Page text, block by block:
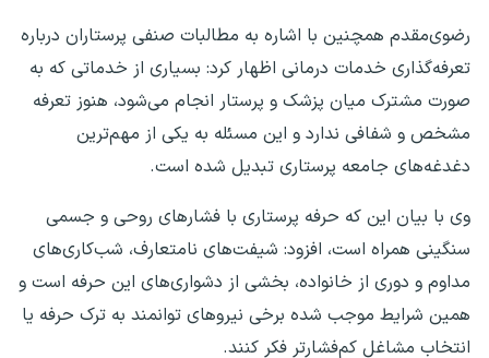
رضوی‌مقدم همچنین با اشاره به مطالبات صنفی پرستاران درباره
تعرفه‌گذاری خدمات درمانی اظهار کرد: بسیاری از خدماتی که به
صورت مشترک میان پزشک و پرستار انجام می‌شود، هنوز تعرفه
مشخص و شفافی ندارد و این مسئله به یکی از مهم‌ترین
دغدغه‌های جامعه پرستاری تبدیل شده است.
وی با بیان این که حرفه پرستاری با فشارهای روحی و جسمی
سنگینی همراه است، افزود: شیفت‌های نامتعارف، شب‌کاری‌های
مداوم و دوری از خانواده، بخشی از دشواری‌های این حرفه است و
همین شرایط موجب شده برخی نیروهای توانمند به ترک حرفه یا
انتخاب مشاغل کم‌فشارتر فکر کنند.